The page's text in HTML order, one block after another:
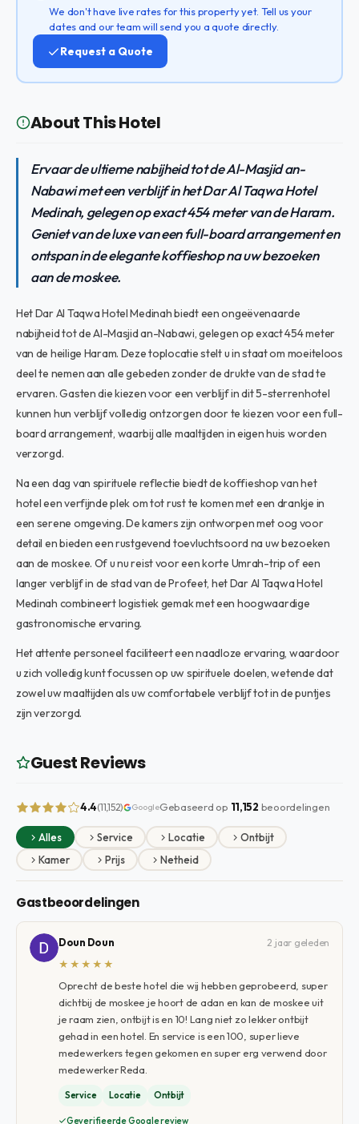
We don't have live rates for this property yet. Tell us your
dates and our team will send you a quote directly.
Request a Quote
About This Hotel
Ervaar de ultieme nabijheid tot de Al-Masjid an-
Nabawi met een verblijf in het Dar Al Taqwa Hotel
Medinah, gelegen op exact 454 meter van de Haram.
Geniet van de luxe van een full-board arrangement en
ontspan in de elegante koffieshop na uw bezoeken
aan de moskee.
Het Dar Al Taqwa Hotel Medinah biedt een ongeëvenaarde
nabijheid tot de Al-Masjid an-Nabawi, gelegen op exact 454 meter
van de heilige Haram. Deze toplocatie stelt u in staat om moeiteloos
deel te nemen aan alle gebeden zonder de drukte van de stad te
ervaren. Gasten die kiezen voor een verblijf in dit 5-sterrenhotel
kunnen hun verblijf volledig ontzorgen door te kiezen voor een full-
board arrangement, waarbij alle maaltijden in eigen huis worden
verzorgd.
Na een dag van spirituele reflectie biedt de koffieshop van het
hotel een verfijnde plek om tot rust te komen met een drankje in
een serene omgeving. De kamers zijn ontworpen met oog voor
detail en bieden een rustgevend toevluchtsoord na uw bezoeken
aan de moskee. Of u nu reist voor een korte Umrah-trip of een
langer verblijf in de stad van de Profeet, het Dar Al Taqwa Hotel
Medinah combineert logistiek gemak met een hoogwaardige
gastronomische ervaring.
Het attente personeel faciliteert een naadloze ervaring, waardoor
u zich volledig kunt focussen op uw spirituele doelen, wetende dat
zowel uw maaltijden als uw comfortabele verblijf tot in de puntjes
zijn verzorgd.
Guest Reviews
4.4(11,152) GoogleGebaseerd op 11,152 beoordelingen
Alles Service Locatie
Ontbijt
Kamer
Prijs Netheid
Gastbeoordelingen
Doun Doun
2 jaar geleden
★★★★★
Oprecht de beste hotel die wij hebben geprobeerd, super
dichtbij de moskee je hoort de adan en kan de moskee uit
je raam zien, ontbijt is en 10! Lang niet zo lekker ontbijt
gehad in een hotel. En service is een 100, super lieve
medewerkers tegen gekomen en super erg verwend door
medewerker Reda.
Service Locatie Ontbijt
Geverifieerde Google review